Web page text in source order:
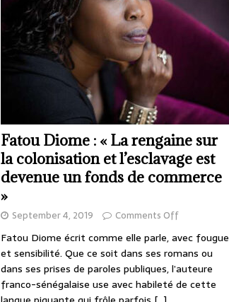
Fatou Diome : « La rengaine sur
la colonisation et l’esclavage est
devenue un fonds de commerce
»
September 4, 2019 Comments Off
Fatou Diome écrit comme elle parle, avec fougue
et sensibilité. Que ce soit dans ses romans ou
dans ses prises de paroles publiques, l’auteure
franco-sénégalaise use avec habileté de cette